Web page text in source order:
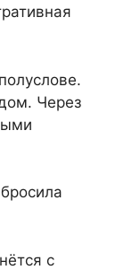
Через
с